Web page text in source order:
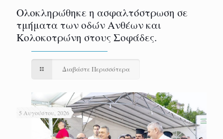
Ολοκληρώθηκε η ασφαλτόστρωση σε
τμήματα των οδών Ανθέων και
Κολοκοτρώνη στους Σοφάδες.
Διαβάστε Περισσότερα
5 Αυγούστου, 2026